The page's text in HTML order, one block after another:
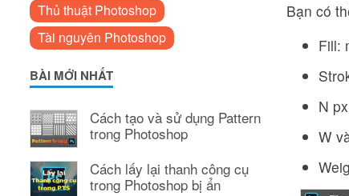
Thủ thuật Photoshop
Tài nguyên Photoshop
BÀI MỚI NHẤT
Cách tạo và sử dụng Pattern
trong Photoshop
Cách lấy lại thanh công cụ
trong Photoshop bị ẩn
Bạn có
Fill:
N
W